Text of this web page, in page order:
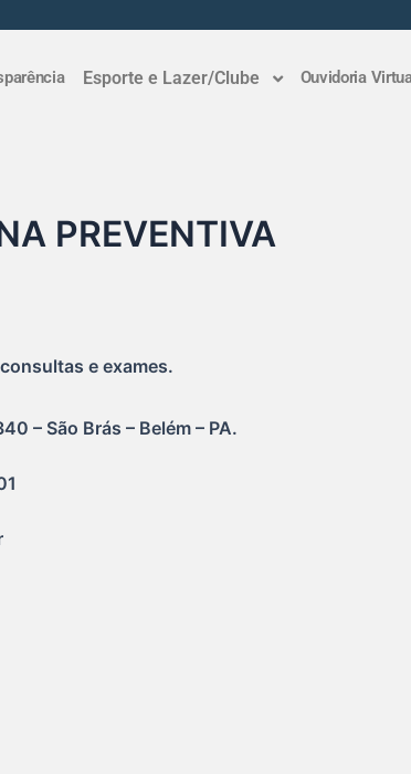
Esporte e Lazer/Clube Ouvidoria
PREVENTIVA
e exames.
– São Brás – Belém – PA.